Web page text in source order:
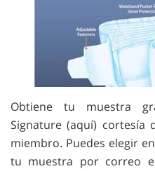
Obtiene tu muestra
Signature (aquí) cortesía
miembro. Puedes elegir
tu muestra por correo